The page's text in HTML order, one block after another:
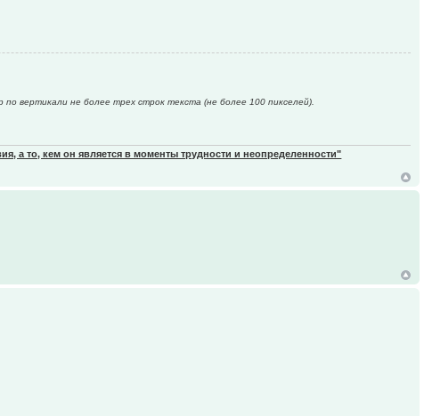
вертикали не более трех строк текста (не более 100 пикселей).
а то, кем он является в моменты трудности и неопределенности"